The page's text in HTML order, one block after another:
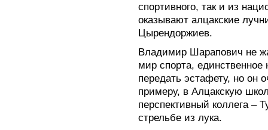
спортивного, так и из
оказывают алцакские
Цырендоржиев.
Владимир Шарапович не
мир спорта, единственное
передать эстафету, но он
примеру, в Алцакскую
перспективный коллега –
стрельбе из лука.